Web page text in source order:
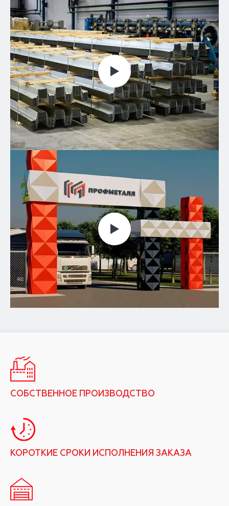
СОБСТВЕННОЕ ПРОИЗВОДСТВО
КОРОТКИЕ СРОКИ ИСПОЛНЕНИЯ ЗАКАЗА